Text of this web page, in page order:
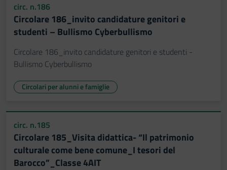
circ. n.186
Circolare 186_invito candidature genitori e
studenti – Bullismo Cyberbullismo
Circolare 186_invito candidature genitori e studenti -
Bullismo Cyberbullismo
Circolari per alunni e famiglie
circ. n.185
Circolare 185_Visita didattica- “Il patrimonio
culturale come bene comune_I tesori del
Barocco”_Classe 4AIT